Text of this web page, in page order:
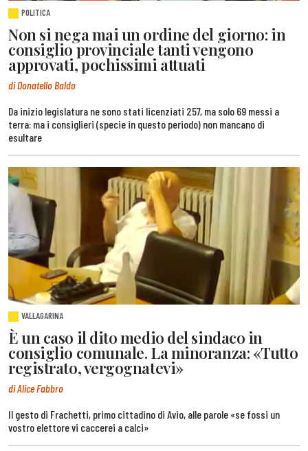
POLITICA
Non si nega mai un ordine del giorno: in
consiglio provinciale tanti vengono
approvati, pochissimi attuati
di Donatello Baldo
Da inizio legislatura ne sono stati licenziati 257, ma solo 69 messi a
terra: ma i consiglieri (specie in questo periodo) non mancano di
esultare
VALLAGARINA
È un caso il dito medio del sindaco in
consiglio comunale. La minoranza: «Tutto
registrato, vergognatevi»
di Alice Fabbro
Il gesto di Frachetti, primo cittadino di Avio, alle parole «se fossi un
vostro elettore vi caccerei a calci»